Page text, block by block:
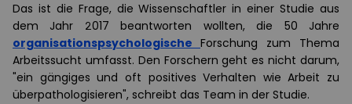
Das ist die Frage, die Wissenschaftler in einer Studie aus
dem Jahr 2017 beantworten wollten, die 50 Jahre
organisationspsychologische Forschung zum Thema
Arbeitssucht umfasst. Den Forschern geht es nicht darum,
"ein gängiges und oft positives Verhalten wie Arbeit zu
überpathologisieren", schreibt das Team in der Studie.